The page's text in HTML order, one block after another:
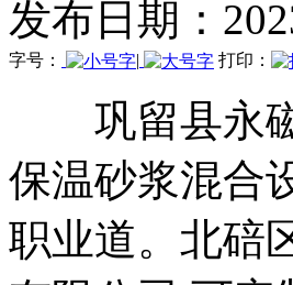
发布日期：
字号： | 打印：
巩留县永磁
保温砂浆混合
职业道。北碚